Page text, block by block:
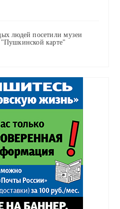
людей посетили музеи
"Пушкинской карте"